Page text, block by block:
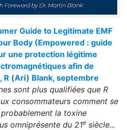
Guide to Legitimate EMF
Body (Empowered : guide
une protection légitime
afin de
(Ari) Blank, septembre
sont plus qualifiées que R
consommateurs comment se
la toxine
omniprésente du 21e siècle...